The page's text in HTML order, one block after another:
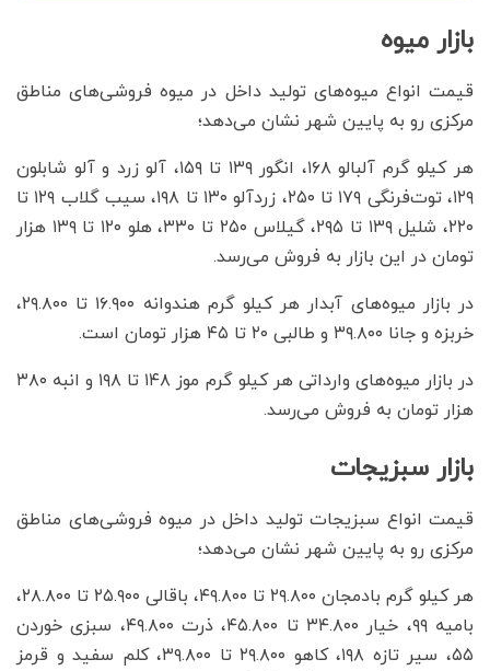
بازار میوه
قیمت انواع میوه‌های تولید داخل در میوه فروشی‌های مناطق
مرکزی رو به پایین شهر نشان می‌دهد؛
هر کیلو گرم آلبالو ۱۶۸، انگور ۱۳۹ تا ۱۵۹، آلو زرد و آلو شابلون
۱۲۹، توت‌فرنگی ۱۷۹ تا ۲۵۰، زردآلو ۱۳۰ تا ۱۹۸، سیب گلاب ۱۲۹ تا
۲۲۰، شلیل ۱۳۹ تا ۲۹۵، گیلاس ۲۵۰ تا ۳۳۰، هلو ۱۲۰ تا ۱۳۹ هزار
تومان در این بازار به فروش می‌رسد.
در بازار میوه‌های آبدار هر کیلو گرم هندوانه ۱۶.۹۰۰ تا ۲۹.۸۰۰،
خربزه و جانا ۳۹.۸۰۰ و طالبی ۲۰ تا ۴۵ هزار تومان است.
در بازار میوه‌های وارداتی هر کیلو گرم موز ۱۴۸ تا ۱۹۸ و انبه ۳۸۰
هزار تومان به فروش می‌رسد.
بازار سبزیجات
قیمت انواع سبزیجات تولید داخل در میوه فروشی‌های مناطق
مرکزی رو به پایین شهر نشان می‌دهد؛
هر کیلو گرم بادمجان ۲۹.۸۰۰ تا ۴۹.۸۰۰، باقالی ۲۵.۹۰۰ تا ۲۸.۸۰۰،
بامیه ۹۹، خیار ۳۴.۸۰۰ تا ۴۵.۸۰۰، ذرت ۴۹.۸۰۰، سبزی خوردن
۵۵، سیر تازه ۱۹۸، کاهو ۲۹.۸۰۰ تا ۳۹.۸۰۰، کلم سفید و قرمز